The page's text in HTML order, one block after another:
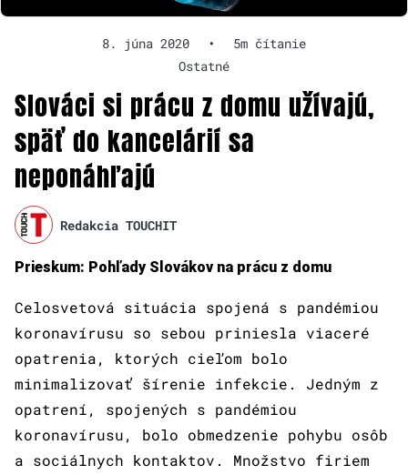
8. júna 2020 •
5m čítanie
Ostatné
Slováci si prácu z domu užívajú,
späť do kancelárií sa
neponáhľajú
Redakcia TOUCHIT
Prieskum: Pohľady Slovákov na prácu z domu
Celosvetová situácia spojená s pandémiou
koronavírusu so sebou priniesla viaceré
opatrenia, ktorých cieľom bolo
minimalizovať šírenie infekcie. Jedným z
opatrení, spojených s pandémiou
koronavírusu, bolo obmedzenie pohybu osôb
a sociálnych kontaktov. Množstvo firiem